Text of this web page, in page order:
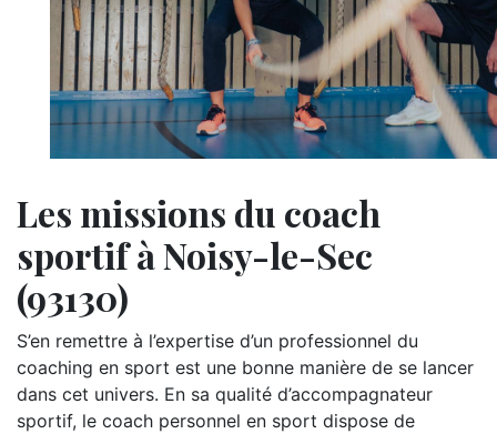
Les missions du coach
sportif à Noisy-le-Sec
(93130)
S’en remettre à l’expertise d’un professionnel du
coaching en sport est une bonne manière de se lancer
dans cet univers. En sa qualité d’accompagnateur
sportif, le coach personnel en sport dispose de